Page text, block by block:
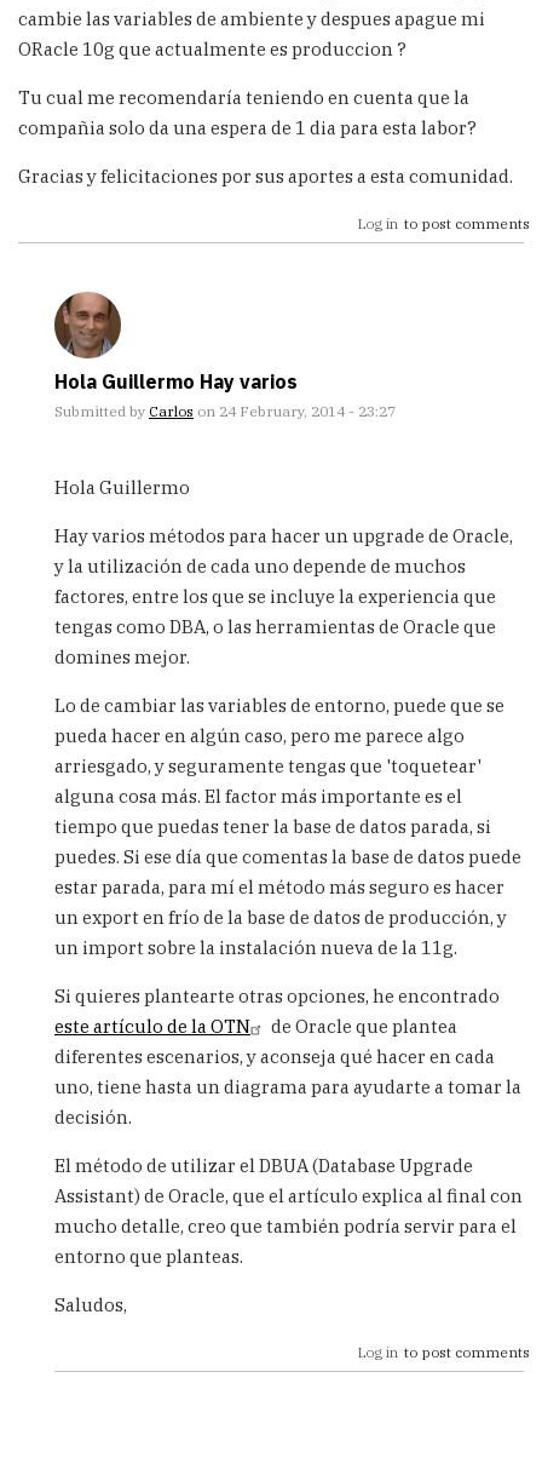
cambie las variables de ambiente y despues apague mi
ORacle 10g que actualmente es produccion ?
Tu cual me recomendaría teniendo en cuenta que la
compañia solo da una espera de 1 dia para esta labor?
Gracias y felicitaciones por sus aportes a esta comunidad.
Log in to post comments
Hola Guillermo Hay varios
Submitted by Carlos on 24 February, 2014 - 23:27
reply
Buenos
dias
Carlos,
soy
Fans
by
(not
Hola Guillermo
Hay varios métodos para hacer un upgrade de Oracle,
y la utilización de cada uno depende de muchos
factores, entre los que se incluye la experiencia que
tengas como DBA, o las herramientas de Oracle que
domines mejor.
Lo de cambiar las variables de entorno, puede que se
pueda hacer en algún caso, pero me parece algo
arriesgado, y seguramente tengas que 'toquetear'
alguna cosa más. El factor más importante es el
tiempo que puedas tener la base de datos parada, si
puedes. Si ese día que comentas la base de datos puede
estar parada, para mí el método más seguro es hacer
un export en frío de la base de datos de producción, y
un import sobre la instalación nueva de la 11g.
Si quieres plantearte otras opciones, he encontrado
este artículo de la OTN
de Oracle que plantea
diferentes escenarios, y aconseja qué hacer en cada
uno, tiene hasta un diagrama para ayudarte a tomar la
decisión.
El método de utilizar el DBUA (Database Upgrade
Assistant) de Oracle, que el artículo explica al final con
mucho detalle, creo que también podría servir para el
entorno que planteas.
Saludos,
Log in to post comments